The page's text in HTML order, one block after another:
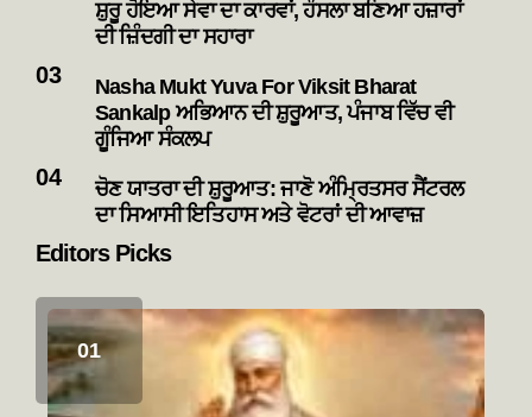
ਸ਼ੁਰੂ ਹੋਇਆ ਸੇਵਾ ਦਾ ਕਾਰਵਾਂ, ਹੌਸਲਾ ਬਣਿਆ ਹਜ਼ਾਰਾਂ
ਦੀ ਜ਼ਿੰਦਗੀ ਦਾ ਸਹਾਰਾ
Nasha Mukt Yuva For Viksit Bharat
Sankalp ਅਭਿਆਨ ਦੀ ਸ਼ੁਰੂਆਤ, ਪੰਜਾਬ ਵਿੱਚ ਵੀ
ਗੂੰਜਿਆ ਸੰਕਲਪ
ਚੋਣ ਯਾਤਰਾ ਦੀ ਸ਼ੁਰੂਆਤ: ਜਾਣੋ ਅੰਮ੍ਰਿਤਸਰ ਸੈਂਟਰਲ
ਦਾ ਸਿਆਸੀ ਇਤਿਹਾਸ ਅਤੇ ਵੋਟਰਾਂ ਦੀ ਆਵਾਜ਼
Editors Picks